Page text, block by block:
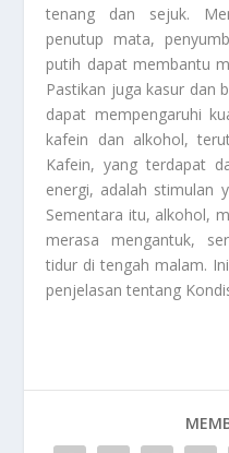
tenang dan sejuk.
penutup mata,
putih dapat membantu
Pastikan juga kasur dan
dapat mempengaruhi
kafein dan alkohol,
Kafein, yang terdapat
energi, adalah stimulan
Sementara itu, alkohol,
merasa mengantuk,
tidur di tengah malam.
penjelasan tentang